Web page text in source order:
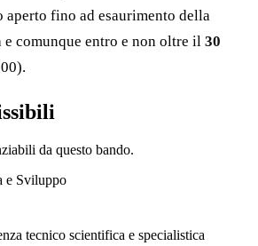
aperto fino ad esaurimento della
comunque entro e non oltre il 30
da questo bando.
e Sviluppo
tecnico scientifica e specialistica